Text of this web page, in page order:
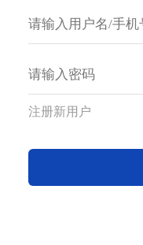
注册新用户